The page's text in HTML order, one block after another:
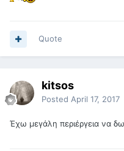
Quote
kitsos
Posted April 17, 2017
Έχω μεγάλη περιέργεια να δω